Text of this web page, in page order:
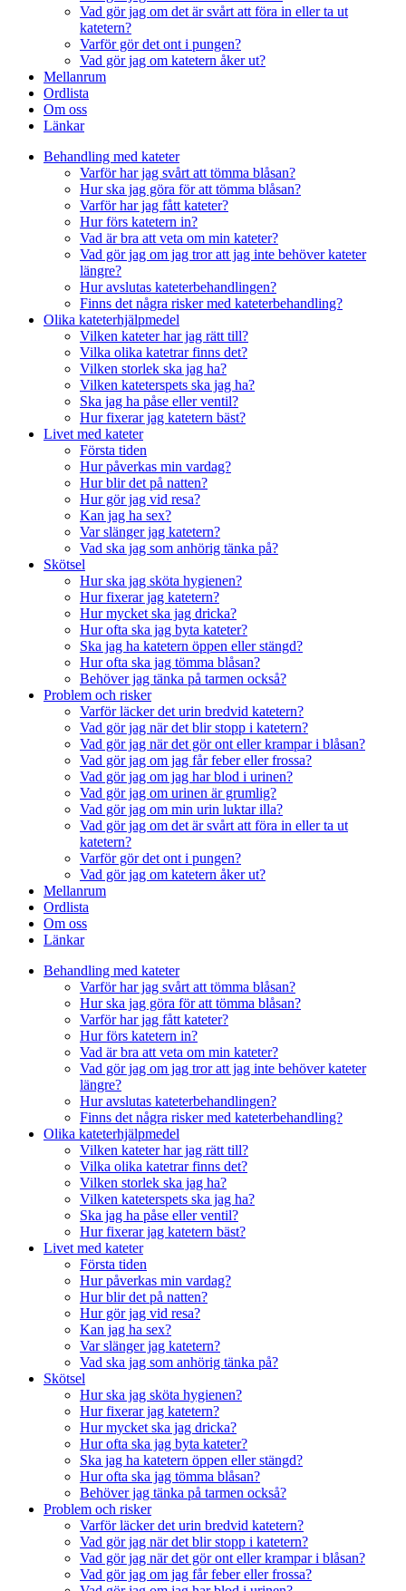
Vad gör jag om det är svårt att föra in eller ta ut
katetern?
Varför gör det ont i pungen?
Vad gör jag om katetern åker ut?
Mellanrum
Ordlista
Om oss
Länkar
Behandling med kateter
Varför har jag svårt att tömma blåsan?
Hur ska jag göra för att tömma blåsan?
Varför har jag fått kateter?
Hur förs katetern in?
Vad är bra att veta om min kateter?
Vad gör jag om jag tror att jag inte behöver kateter
längre?
Hur avslutas kateterbehandlingen?
Finns det några risker med kateterbehandling?
Olika kateterhjälpmedel
Vilken kateter har jag rätt till?
Vilka olika katetrar finns det?
Vilken storlek ska jag ha?
Vilken kateterspets ska jag ha?
Ska jag ha påse eller ventil?
Hur fixerar jag katetern bäst?
Livet med kateter
Första tiden
Hur påverkas min vardag?
Hur blir det på natten?
Hur gör jag vid resa?
Kan jag ha sex?
Var slänger jag katetern?
Vad ska jag som anhörig tänka på?
Skötsel
Hur ska jag sköta hygienen?
Hur fixerar jag katetern?
Hur mycket ska jag dricka?
Hur ofta ska jag byta kateter?
Ska jag ha katetern öppen eller stängd?
Hur ofta ska jag tömma blåsan?
Behöver jag tänka på tarmen också?
Problem och risker
Varför läcker det urin bredvid katetern?
Vad gör jag när det blir stopp i katetern?
Vad gör jag när det gör ont eller krampar i blåsan?
Vad gör jag om jag får feber eller frossa?
Vad gör jag om jag har blod i urinen?
Vad gör jag om urinen är grumlig?
Vad gör jag om min urin luktar illa?
Vad gör jag om det är svårt att föra in eller ta ut
katetern?
Varför gör det ont i pungen?
Vad gör jag om katetern åker ut?
Mellanrum
Ordlista
Om oss
Länkar
Behandling med kateter
Varför har jag svårt att tömma blåsan?
Hur ska jag göra för att tömma blåsan?
Varför har jag fått kateter?
Hur förs katetern in?
Vad är bra att veta om min kateter?
Vad gör jag om jag tror att jag inte behöver kateter
längre?
Hur avslutas kateterbehandlingen?
Finns det några risker med kateterbehandling?
Olika kateterhjälpmedel
Vilken kateter har jag rätt till?
Vilka olika katetrar finns det?
Vilken storlek ska jag ha?
Vilken kateterspets ska jag ha?
Ska jag ha påse eller ventil?
Hur fixerar jag katetern bäst?
Livet med kateter
Första tiden
Hur påverkas min vardag?
Hur blir det på natten?
Hur gör jag vid resa?
Kan jag ha sex?
Var slänger jag katetern?
Vad ska jag som anhörig tänka på?
Skötsel
Hur ska jag sköta hygienen?
Hur fixerar jag katetern?
Hur mycket ska jag dricka?
Hur ofta ska jag byta kateter?
Ska jag ha katetern öppen eller stängd?
Hur ofta ska jag tömma blåsan?
Behöver jag tänka på tarmen också?
Problem och risker
Varför läcker det urin bredvid katetern?
Vad gör jag när det blir stopp i katetern?
Vad gör jag när det gör ont eller krampar i blåsan?
Vad gör jag om jag får feber eller frossa?